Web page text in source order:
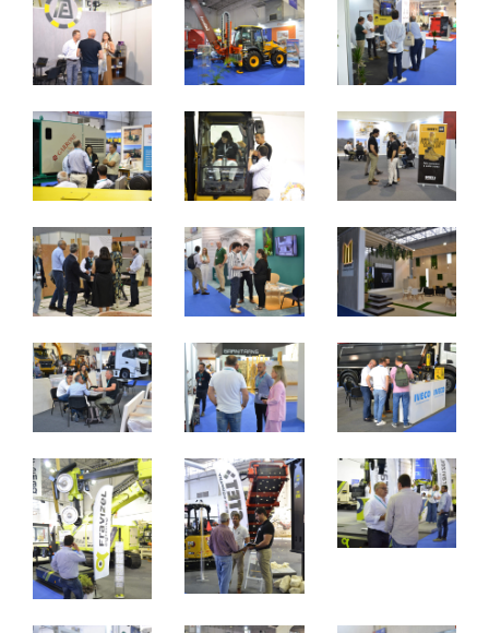
quinta a sábado - 10h / 19h